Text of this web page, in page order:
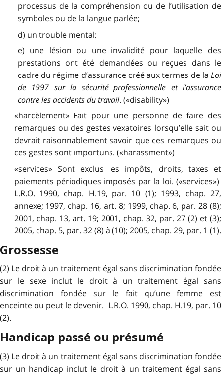
processus de la compréhension ou de l’utilisation de
symboles ou de la langue parlée;
d) un trouble mental;
e) une lésion ou une invalidité pour laquelle des
prestations ont été demandées ou reçues dans le
cadre du régime d’assurance créé aux termes de la Loi
de 1997 sur la sécurité professionnelle et l’assurance
contre les accidents du travail. («disability»)
«harcèlement» Fait pour une personne de faire des
remarques ou des gestes vexatoires lorsqu’elle sait ou
devrait raisonnablement savoir que ces remarques ou
ces gestes sont importuns. («harassment»)
«services» Sont exclus les impôts, droits, taxes et
paiements périodiques imposés par la loi. («services»)
L.R.O. 1990, chap. H.19, par. 10 (1); 1993, chap. 27,
annexe; 1997, chap. 16, art. 8; 1999, chap. 6, par. 28 (8);
2001, chap. 13, art. 19; 2001, chap. 32, par. 27 (2) et (3);
2005, chap. 5, par. 32 (8) à (10); 2005, chap. 29, par. 1 (1).
Grossesse
(2) Le droit à un traitement égal sans discrimination fondée
sur le sexe inclut le droit à un traitement égal sans
discrimination fondée sur le fait qu’une femme est
enceinte ou peut le devenir. L.R.O. 1990, chap. H.19, par. 10
(2).
Handicap passé ou présumé
(3) Le droit à un traitement égal sans discrimination fondée
sur un handicap inclut le droit à un traitement égal sans